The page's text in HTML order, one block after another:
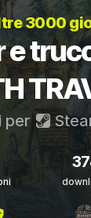
3000
e
per